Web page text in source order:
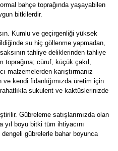
bahçe toprağında yaşayabilen
bitkilerdir.
Kumlu ve geçirgenliği yüksek
su hiç göllenme yapmadan,
tahliye deliklerinden tahliye
toprağına; cüruf, küçük çakıl,
malzemelerden karıştırmanız
ve kendi fidanlığımızda üretim için
rahatlıkla sukulent ve kaktüslerinizde
Gübreleme satışlarımızda olan
yıl boyu bitki tüm ihtiyacını
dengeli gübrelerle bahar boyunca